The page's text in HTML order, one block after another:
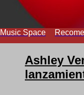
Music Space
Ashley